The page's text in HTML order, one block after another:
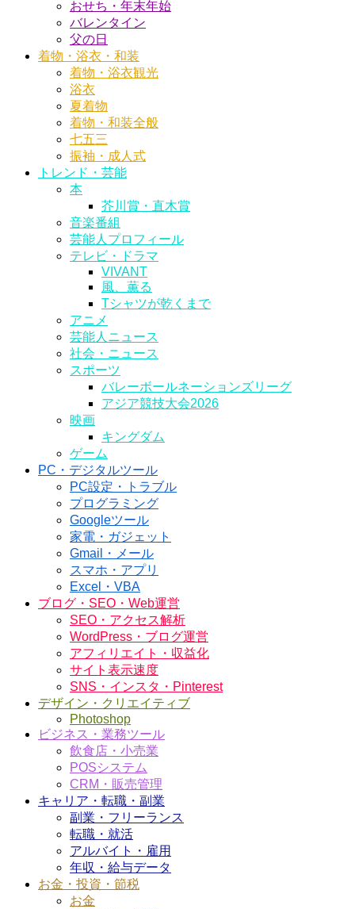
おせち・年末年始
バレンタイン
父の日
着物・浴衣・和装
着物・浴衣観光
浴衣
夏着物
着物・和装全般
七五三
振袖・成人式
トレンド・芸能
本
芥川賞・直木賞
音楽番組
芸能人プロフィール
テレビ・ドラマ
VIVANT
風、薫る
Tシャツが乾くまで
アニメ
芸能人ニュース
社会・ニュース
スポーツ
バレーボールネーションズリーグ
アジア競技大会2026
映画
キングダム
ゲーム
PC・デジタルツール
PC設定・トラブル
プログラミング
Googleツール
家電・ガジェット
Gmail・メール
スマホ・アプリ
Excel・VBA
ブログ・SEO・Web運営
SEO・アクセス解析
WordPress・ブログ運営
アフィリエイト・収益化
サイト表示速度
SNS・インスタ・Pinterest
デザイン・クリエイティブ
Photoshop
ビジネス・業務ツール
飲食店・小売業
POSシステム
CRM・販売管理
キャリア・転職・副業
副業・フリーランス
転職・就活
アルバイト・雇用
年収・給与データ
お金・投資・節税
お金